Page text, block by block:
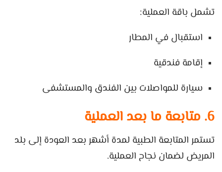
تشمل باقة العملية:
استقبال في المطار
إقامة فندقية
سيارة للمواصلات بين الفندق والمستشفى
6. متابعة ما بعد العملية
تستمر المتابعة الطبية لمدة أشهر بعد العودة إلى بلد
المريض لضمان نجاح العملية.